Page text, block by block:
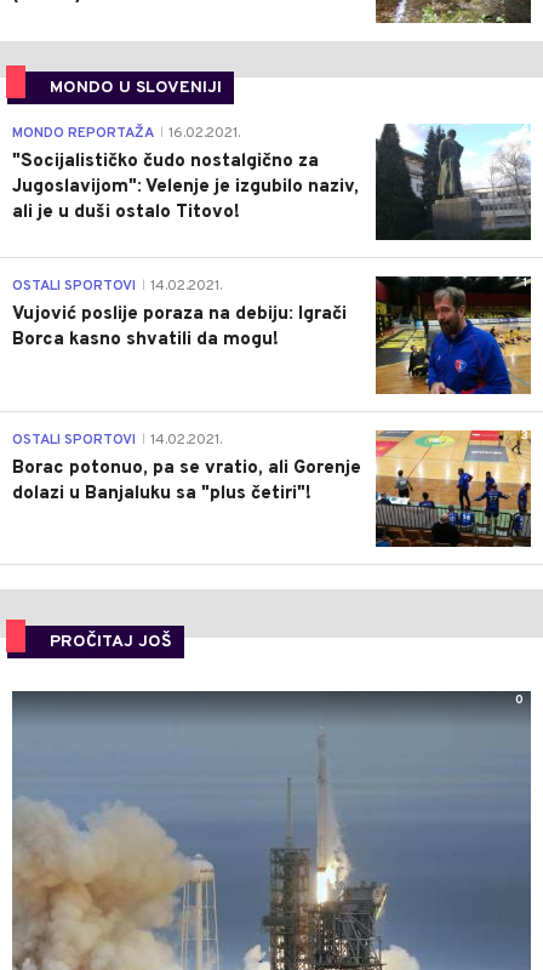
MONDO U SLOVENIJI
4
MONDO REPORTAŽA 16.02.2021.
"Socijalističko čudo nostalgično za
Jugoslavijom": Velenje je izgubilo naziv,
ali je u duši ostalo Titovo!
1
OSTALI SPORTOVI 14.02.2021.
Vujović poslije poraza na debiju: Igrači
Borca kasno shvatili da mogu!
3
OSTALI SPORTOVI 14.02.2021.
Borac potonuo, pa se vratio, ali Gorenje
dolazi u Banjaluku sa "plus četiri"!
PROČITAJ JOŠ
0